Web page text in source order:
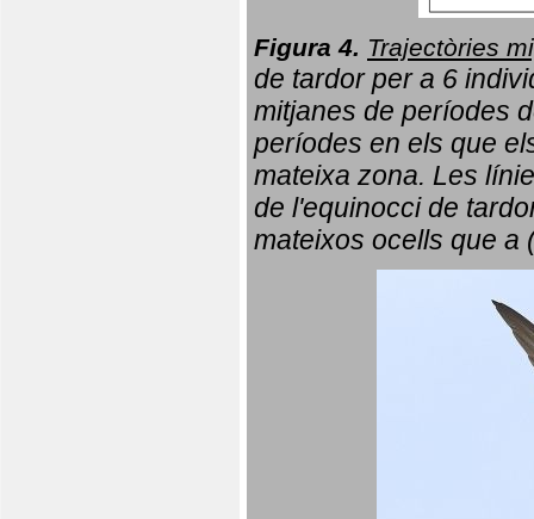
Figura 4. Trajectòries
de tardor per a 6
mitjanes de períodes
períodes en els que
mateixa zona. Les
de l'equinocci de
mateixos ocells que a